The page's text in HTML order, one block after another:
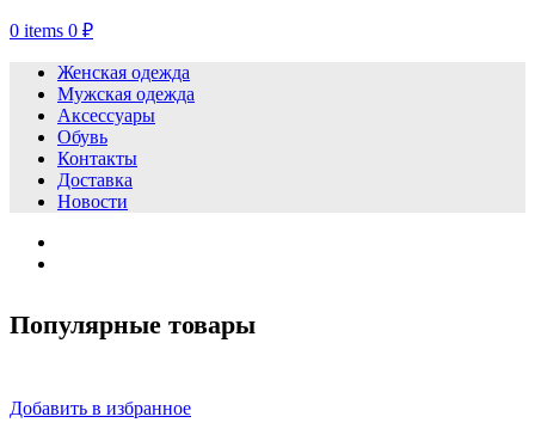
0 items 0 ₽
Женская одежда
Мужская одежда
Аксессуары
Обувь
Контакты
Доставка
Новости
Популярные товары
Добавить в избранное